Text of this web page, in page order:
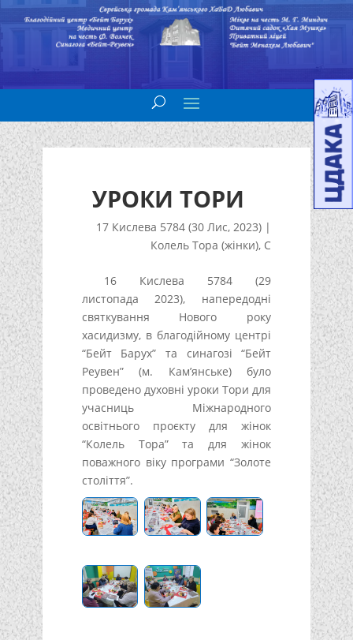
УРОКИ ТОРИ
17 Кислева 5784 (30 Лис, 2023) |
Колель Тора (жінки), С
16 Кислева 5784 (29
листопада 2023), напередодні
святкування Нового року
хасидизму, в благодійному центрі
“Бейт Барух” та синагозі “Бейт
Реувен” (м. Кам’янське) було
проведено духовні уроки Тори для
учасниць Міжнародного
освітнього проєкту для жінок
“Колель Тора” та для жінок
поважного віку програми “Золоте
століття”.